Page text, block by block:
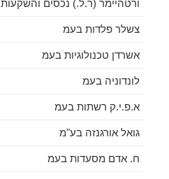
ורטהיימר (ר.ל.) נכסים והשקעות
צשלר פלדות בעמ
אשרדן טכנולוגיות בעמ
לונדוניה בעמ
א.פ.י.ק רשתות בעמ
גואל אורגנזה בע"מ
ח. אדם מסעדות בעמ